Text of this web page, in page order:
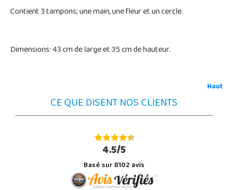
Contient 3 tampons; une main, une fleur et un cercle.
Dimensions: 43 cm de large et 35 cm de hauteur.
Haut
CE QUE DISENT NOS CLIENTS
4.5/5
Basé sur 8102 avis